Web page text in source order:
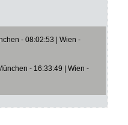
- 08:02:53 | Wien -
- 16:33:49 | Wien -